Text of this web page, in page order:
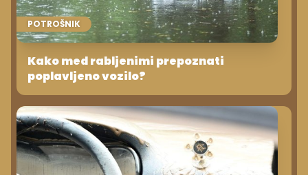
POTROŠNIK
Kako med rabljenimi prepoznati
poplavljeno vozilo?